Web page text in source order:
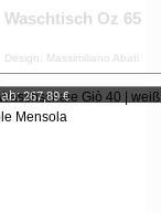
Waschtisch Oz 65
Design: Massimiliano Abati
ab: 267,89 €